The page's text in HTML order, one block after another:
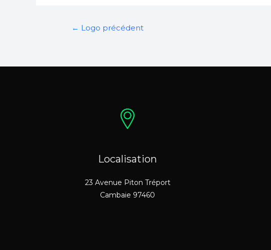
← Logo précédent
Localisation
23 Avenue Piton Tréport
Cambaie 97460